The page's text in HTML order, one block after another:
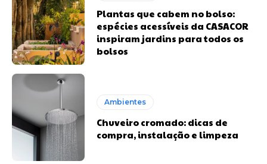
Plantas que cabem no bolso:
espécies acessíveis da CASACOR
inspiram jardins para todos os
bolsos
Ambientes
Chuveiro cromado: dicas de
compra, instalação e limpeza